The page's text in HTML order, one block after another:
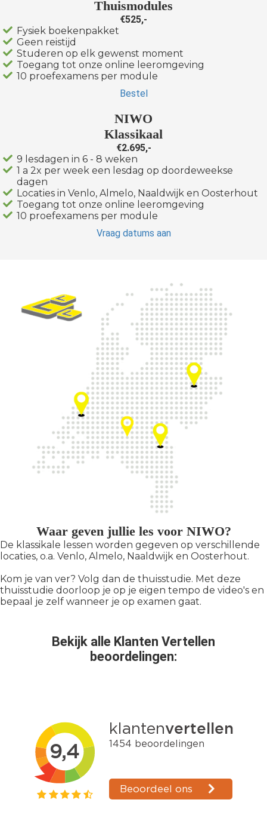
Thuismodules
€525,-
Fysiek boekenpakket
Geen reistijd
Studeren op elk gewenst moment
Toegang tot onze online leeromgeving
10 proefexamens per module
Bestel
NIWO
Klassikaal
€2.695,-
9 lesdagen in 6 - 8 weken
1 a 2x per week een lesdag op doordeweekse
dagen
Locaties in Venlo, Almelo, Naaldwijk en Oosterhout
Toegang tot onze online leeromgeving
10 proefexamens per module
Vraag datums aan
Waar geven jullie les voor NIWO?
De klassikale lessen worden gegeven op verschillende
locaties, o.a. Venlo, Almelo, Naaldwijk en Oosterhout.
Kom je van ver? Volg dan de thuisstudie. Met deze
thuisstudie doorloop je op je eigen tempo de video's en
bepaal je zelf wanneer je op examen gaat.
Bekijk alle Klanten Vertellen
beoordelingen: